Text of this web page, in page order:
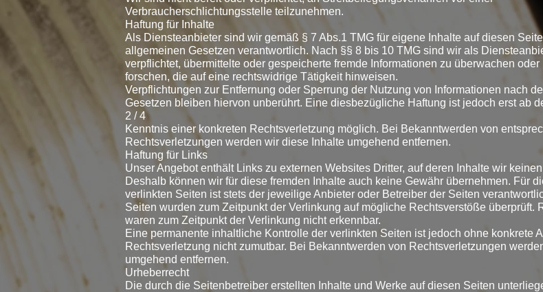
Verbraucherschlichtungsstelle teilzunehmen.
Haftung für Inhalte
Als Diensteanbieter sind wir gemäß § 7 Abs.1 TMG für eigene Inhalte auf diesen
allgemeinen Gesetzen verantwortlich. Nach §§ 8 bis 10 TMG sind wir als
verpflichtet, übermittelte oder gespeicherte fremde Informationen zu überwachen
forschen, die auf eine rechtswidrige Tätigkeit hinweisen.
Verpflichtungen zur Entfernung oder Sperrung der Nutzung von Informationen nach
Gesetzen bleiben hiervon unberührt. Eine diesbezügliche Haftung ist jedoch erst ab
2 / 4
Kenntnis einer konkreten Rechtsverletzung möglich. Bei Bekanntwerden von
Rechtsverletzungen werden wir diese Inhalte umgehend entfernen.
Haftung für Links
Unser Angebot enthält Links zu externen Websites Dritter, auf deren Inhalte wir
Deshalb können wir für diese fremden Inhalte auch keine Gewähr übernehmen. Für
verlinkten Seiten ist stets der jeweilige Anbieter oder Betreiber der Seiten
Seiten wurden zum Zeitpunkt der Verlinkung auf mögliche Rechtsverstöße überprüft.
waren zum Zeitpunkt der Verlinkung nicht erkennbar.
Eine permanente inhaltliche Kontrolle der verlinkten Seiten ist jedoch ohne konkrete
Rechtsverletzung nicht zumutbar. Bei Bekanntwerden von Rechtsverletzungen
umgehend entfernen.
Urheberrecht
Die durch die Seitenbetreiber erstellten Inhalte und Werke auf diesen Seiten